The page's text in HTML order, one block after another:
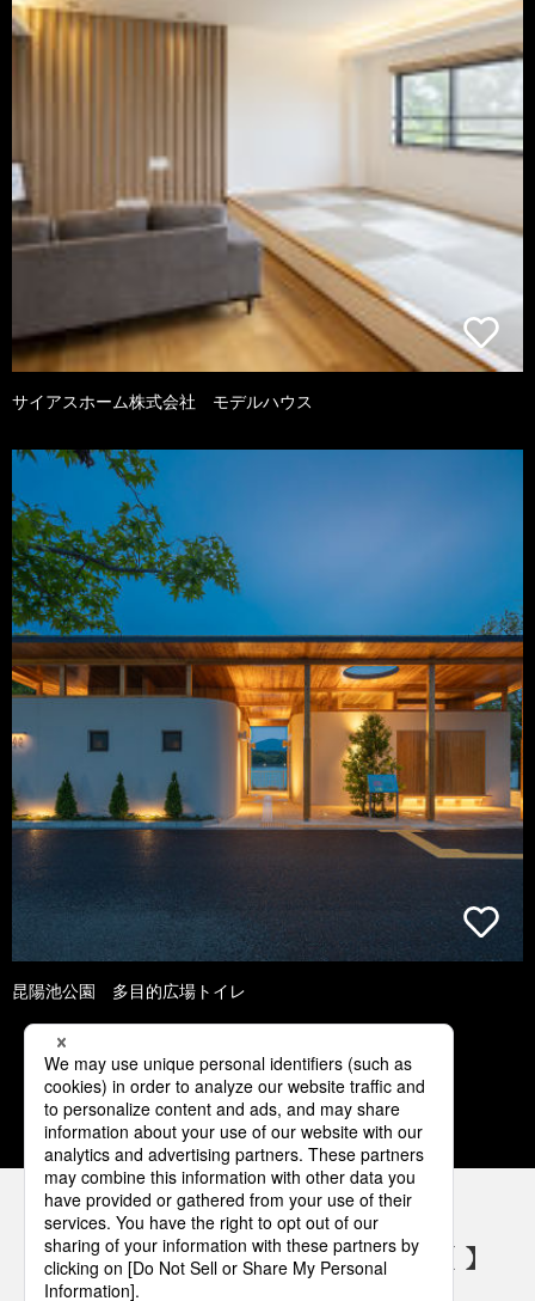
サイアスホーム株式会社 モデルハウス
昆陽池公園 多目的広場トイレ
1 2 3 4 5
パナソニックの電気設備 SNSアカウント